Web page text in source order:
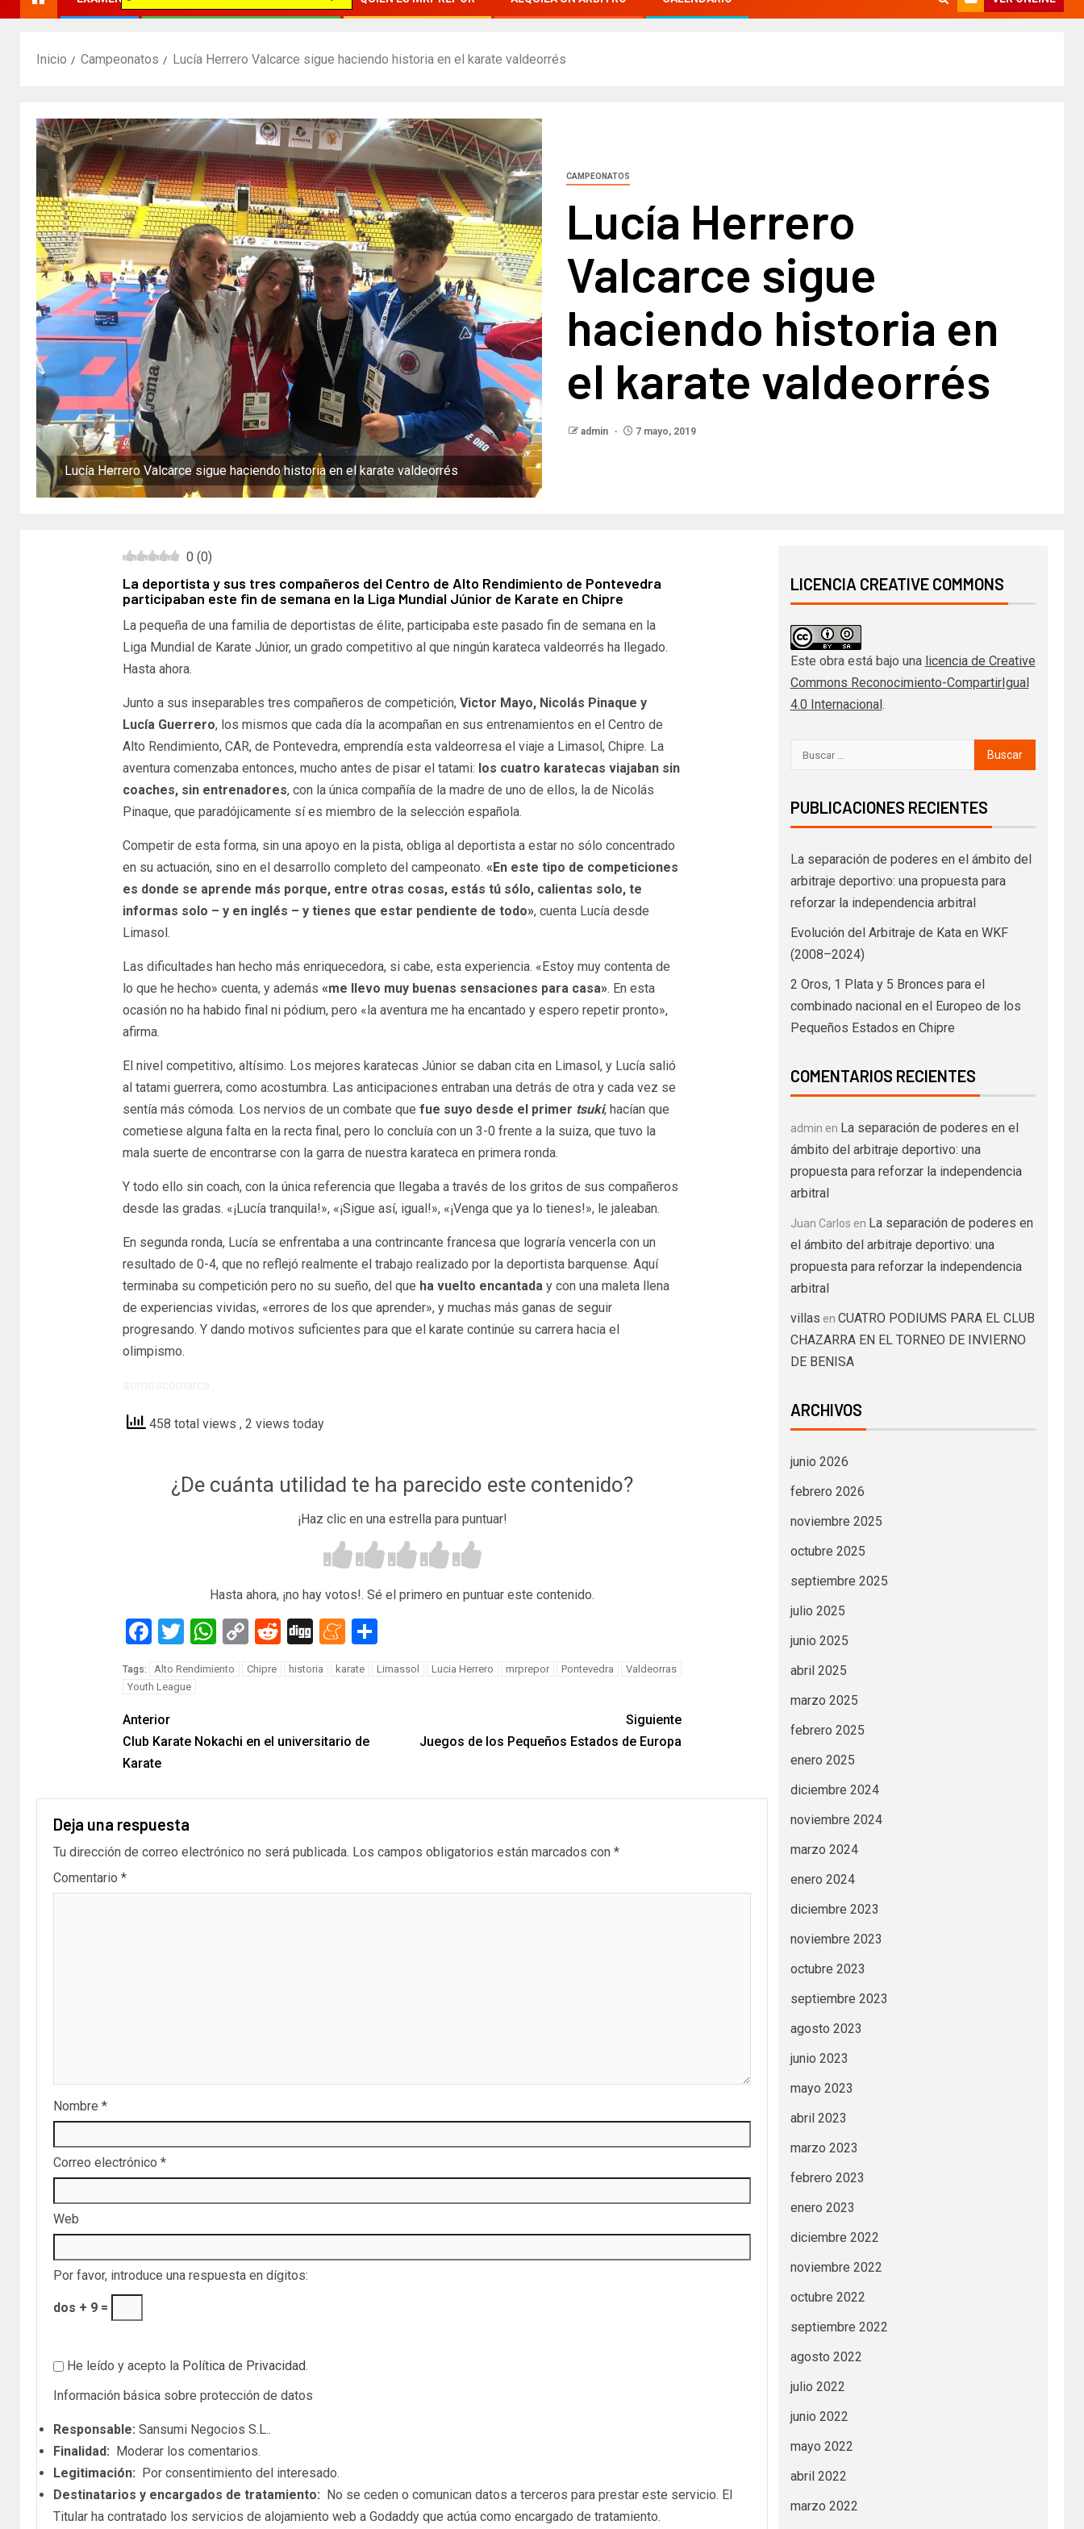
Inicio Campeonatos Lucía Herrero Valcarce sigue haciendo historia en el karate valdeorrés
Lucía Herrero Valcarce sigue haciendo historia en el karate valdeorrés
CAMPEONATOS
Lucía Herrero
Valcarce sigue
haciendo historia en
el karate valdeorrés
admin 7 mayo, 2019
0 (0)
La deportista y sus tres compañeros del Centro de Alto Rendimiento de Pontevedra
participaban este fin de semana en la Liga Mundial Júnior de Karate en Chipre
La pequeña de una familia de deportistas de élite, participaba este pasado fin de semana en la
Liga Mundial de Karate Júnior, un grado competitivo al que ningún karateca valdeorrés ha llegado.
Hasta ahora.
Junto a sus inseparables tres compañeros de competición, Victor Mayo, Nicolás Pinaque y
Lucía Guerrero, los mismos que cada día la acompañan en sus entrenamientos en el Centro de
Alto Rendimiento, CAR, de Pontevedra, emprendía esta valdeorresa el viaje a Limasol, Chipre. La
aventura comenzaba entonces, mucho antes de pisar el tatami: los cuatro karatecas viajaban sin
coaches, sin entrenadores, con la única compañía de la madre de uno de ellos, la de Nicolás
Pinaque, que paradójicamente sí es miembro de la selección española.
Competir de esta forma, sin una apoyo en la pista, obliga al deportista a estar no sólo concentrado
en su actuación, sino en el desarrollo completo del campeonato. «En este tipo de competiciones
es donde se aprende más porque, entre otras cosas, estás tú sólo, calientas solo, te
informas solo – y en inglés – y tienes que estar pendiente de todo», cuenta Lucía desde
Limasol.
Las dificultades han hecho más enriquecedora, si cabe, esta experiencia. «Estoy muy contenta de
lo que he hecho» cuenta, y además «me llevo muy buenas sensaciones para casa». En esta
ocasión no ha habido final ni pódium, pero «la aventura me ha encantado y espero repetir pronto»,
afirma.
El nivel competitivo, altísimo. Los mejores karatecas Júnior se daban cita en Limasol, y Lucía salió
al tatami guerrera, como acostumbra. Las anticipaciones entraban una detrás de otra y cada vez se
sentía más cómoda. Los nervios de un combate que fue suyo desde el primer tsuki, hacían que
cometiese alguna falta en la recta final, pero lo concluía con un 3-0 frente a la suiza, que tuvo la
mala suerte de encontrarse con la garra de nuestra karateca en primera ronda.
Y todo ello sin coach, con la única referencia que llegaba a través de los gritos de sus compañeros
desde las gradas. «¡Lucía tranquila!», «¡Sigue así, igual!», «¡Venga que ya lo tienes!», le jaleaban.
En segunda ronda, Lucía se enfrentaba a una contrincante francesa que lograría vencerla con un
resultado de 0-4, que no reflejó realmente el trabajo realizado por la deportista barquense. Aquí
terminaba su competición pero no su sueño, del que ha vuelto encantada y con una maleta llena
de experiencias vividas, «errores de los que aprender», y muchas más ganas de seguir
progresando. Y dando motivos suficientes para que el karate continúe su carrera hacia el
olimpismo.
458 total views , 2 views today
¿De cuánta utilidad te ha parecido este contenido?
¡Haz clic en una estrella para puntuar!
Hasta ahora, ¡no hay votos!. Sé el primero en puntuar este contenido.
Facebook
TwitterWhatsApp
Copy
Link
RedditDiggMeneame
Tags: Alto Rendimiento Chipre historia karate Limassol Lucia Herrero mrprepor Pontevedra
Valdeorras
Youth League
Anterior
Club Karate Nokachi en el universitario de
Karate
Siguiente
Juegos de los Pequeños Estados de Europa
Deja una respuesta
Tu dirección de correo electrónico no será publicada. Los campos obligatorios están marcados con *
Comentario *
Nombre *
Correo electrónico *
Web
Por favor, introduce una respuesta en dígitos:
dos + 9 =
He leído y acepto la Política de Privacidad.
Información básica sobre protección de datos
Responsable: Sansumi Negocios S.L..
Finalidad: Moderar los comentarios.
Legitimación: Por consentimiento del interesado.
Destinatarios y encargados de tratamiento: No se ceden o comunican datos a terceros para prestar este servicio. El
Titular ha contratado los servicios de alojamiento web a Godaddy que actúa como encargado de tratamiento.
LICENCIA CREATIVE COMMONS
Este obra está bajo una licencia de Creative
Commons Reconocimiento-CompartirIgual
4.0 Internacional .
PUBLICACIONES RECIENTES
La separación de poderes en el ámbito del
arbitraje deportivo: una propuesta para
reforzar la independencia arbitral
Evolución del Arbitraje de Kata en WKF
(2008–2024)
2 Oros, 1 Plata y 5 Bronces para el
combinado nacional en el Europeo de los
Pequeños Estados en Chipre
COMENTARIOS RECIENTES
admin en La separación de poderes en el
ámbito del arbitraje deportivo: una
propuesta para reforzar la independencia
arbitral
Juan Carlos en La separación de poderes en
el ámbito del arbitraje deportivo: una
propuesta para reforzar la independencia
arbitral
villas en CUATRO PODIUMS PARA EL CLUB
CHAZARRA EN EL TORNEO DE INVIERNO
DE BENISA
ARCHIVOS
junio 2026
febrero 2026
noviembre 2025
octubre 2025
septiembre 2025
julio 2025
junio 2025
abril 2025
marzo 2025
febrero 2025
enero 2025
diciembre 2024
noviembre 2024
marzo 2024
enero 2024
diciembre 2023
noviembre 2023
octubre 2023
septiembre 2023
agosto 2023
junio 2023
mayo 2023
abril 2023
marzo 2023
febrero 2023
enero 2023
diciembre 2022
noviembre 2022
octubre 2022
septiembre 2022
agosto 2022
julio 2022
junio 2022
mayo 2022
abril 2022
marzo 2022